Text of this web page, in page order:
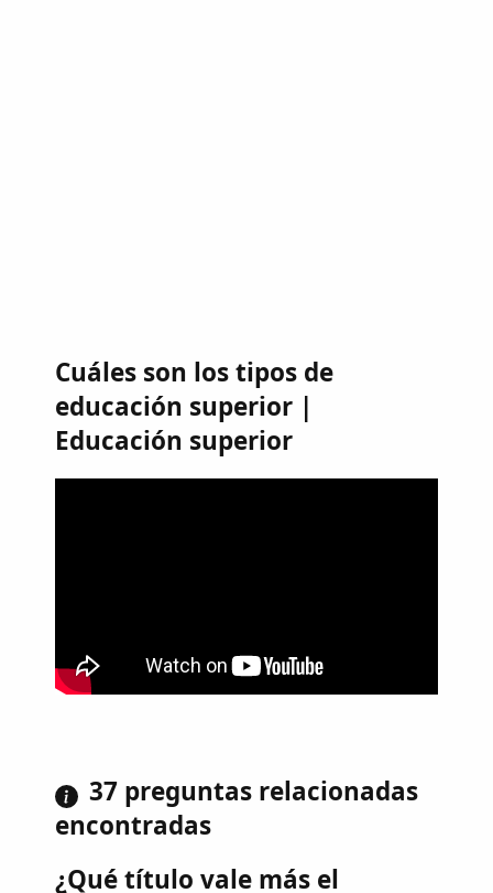
Cuáles son los tipos de
educación superior |
Educación superior
37 preguntas relacionadas
encontradas
¿Qué título vale más el